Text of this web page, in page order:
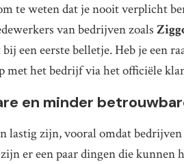
te weten dat je nooit verplicht
van bedrijven zoals
een eerste belletje. Heb je een
met het bedrijf via het officiële
en minder
lastig zijn, vooral omdat
er een paar dingen die kunnen